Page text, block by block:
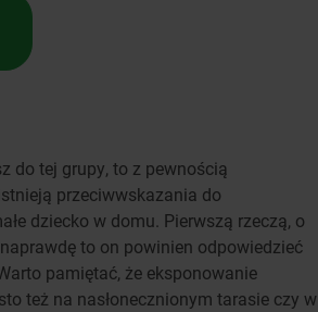
do tej grupy, to z pewnością
przeciwwskazania do
dziecko w domu. Pierwszą rzeczą, o
to on powinien odpowiedzieć
pamiętać, że eksponowanie
też na nasłonecznionym tarasie czy w